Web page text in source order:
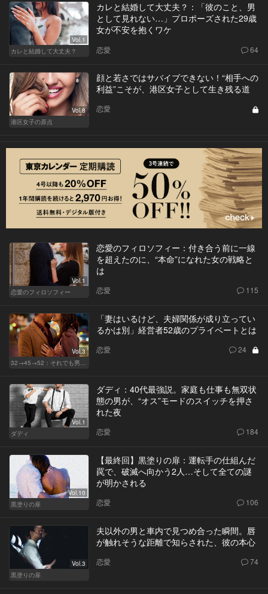
Vol.1
カレと結婚して大丈夫？
カレと結婚して大丈夫？：「彼のこと、男
として見れない…」プロポーズされた29歳
女が不安を抱くワケ
恋愛 64
Vol.8
港区女子の原点
顔と若さではサバイブできない！“相手への
利益”こそが、港区女子として生き残る道
恋愛
Vol.1
恋愛のフィロソフィー
恋愛のフィロソフィー：付き合う前に一線
を超えたのに、“本命”になれた女の戦略と
は
恋愛 115
Vol.3
32→45→52：それでも男は完成しない。
「妻はいるけど、夫婦関係が成り立ってい
るかは別」経営者52歳のプライベートとは
恋愛 24
Vol.1
ダディ
ダディ：40代最強説。家庭も仕事も無双状
態の男が、“オス”モードのスイッチを押さ
れた夜
恋愛 184
Vol.10
黒塗りの扉
【最終回】黒塗りの扉：運転手の仕組んだ
罠で、破滅へ向かう2人…そして全ての謎
が明かされる
恋愛 106
Vol.3
黒塗りの扉
夫以外の男と車内で見つめ合った瞬間。唇
が触れそうな距離で知らされた、彼の本心
恋愛 74